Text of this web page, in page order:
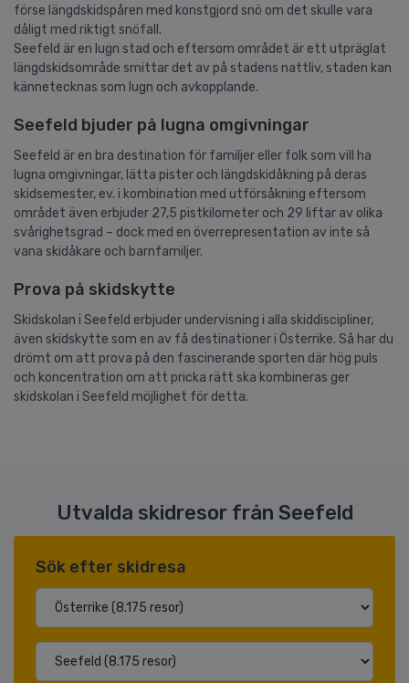
förse längdskidspåren med konstgjord snö om det skulle vara
dåligt med riktigt snöfall.
Seefeld är en lugn stad och eftersom området är ett utpräglat
längdskidsområde smittar det av på stadens nattliv, staden kan
kännetecknas som lugn och avkopplande.
Seefeld bjuder på lugna omgivningar
Seefeld är en bra destination för familjer eller folk som vill ha
lugna omgivningar, lätta pister och längdskidåkning på deras
skidsemester, ev. i kombination med utförsåkning eftersom
området även erbjuder 27,5 pistkilometer och 29 liftar av olika
svårighetsgrad – dock med en överrepresentation av inte så
vana skidåkare och barnfamiljer.
Prova på skidskytte
Skidskolan i Seefeld erbjuder undervisning i alla skiddiscipliner,
även skidskytte som en av få destinationer i Österrike. Så har du
drömt om att prova på den fascinerande sporten där hög puls
och koncentration om att pricka rätt ska kombineras ger
skidskolan i Seefeld möjlighet för detta.
Utvalda skidresor från Seefeld
Sök efter skidresa